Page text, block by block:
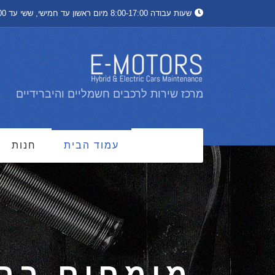
שעות עבודה 8:00-17:00 מיום ראשון עד חמישי, ששי עד 13:00
מרכז שירות לרכבים חשמליים והיברידיים
עמוד הבית חנות